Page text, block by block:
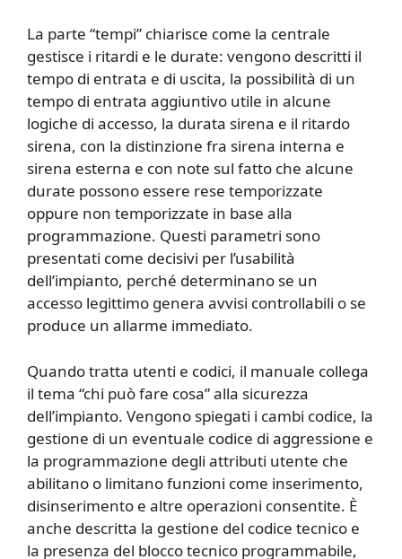
La parte “tempi” chiarisce come la centrale
gestisce i ritardi e le durate: vengono descritti il
tempo di entrata e di uscita, la possibilità di un
tempo di entrata aggiuntivo utile in alcune
logiche di accesso, la durata sirena e il ritardo
sirena, con la distinzione fra sirena interna e
sirena esterna e con note sul fatto che alcune
durate possono essere rese temporizzate
oppure non temporizzate in base alla
programmazione. Questi parametri sono
presentati come decisivi per l’usabilità
dell’impianto, perché determinano se un
accesso legittimo genera avvisi controllabili o se
produce un allarme immediato.
Quando tratta utenti e codici, il manuale collega
il tema “chi può fare cosa” alla sicurezza
dell’impianto. Vengono spiegati i cambi codice, la
gestione di un eventuale codice di aggressione e
la programmazione degli attributi utente che
abilitano o limitano funzioni come inserimento,
disinserimento e altre operazioni consentite. È
anche descritta la gestione del codice tecnico e
la presenza del blocco tecnico programmabile,